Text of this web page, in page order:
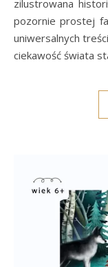
zilustrowana
pozornie prostej
uniwersalnych
ciekawość świata